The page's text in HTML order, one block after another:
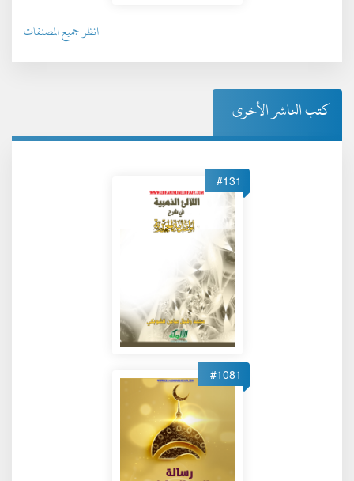
انظر جميع المصنفات
كتب الناشر الأخرى
#131
#1081